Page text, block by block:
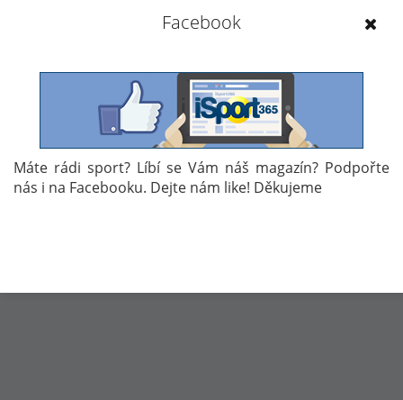
jsme vás informovali, že Kanada jako první vydala do
světa svou soupisku na nadcházející turnaj. V dnešním
Facebook
Máte rádi sport? Líbí se Vám náš magazín? Podpořte
nás i na Facebooku. Dejte nám like! Děkujeme